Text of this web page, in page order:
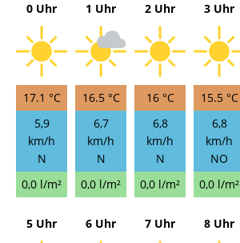
0 Uhr
17.1 °C
5,9
km/h
N
0,0 l/m²
1 Uhr
16.5 °C
6,7
km/h
N
0,0 l/m²
2 Uhr
16 °C
6,8
km/h
N
0,0 l/m²
3 Uhr
15.5 °C
6,8
km/h
NO
0,0 l/m²
5 Uhr 6 Uhr 7 Uhr 8 Uhr